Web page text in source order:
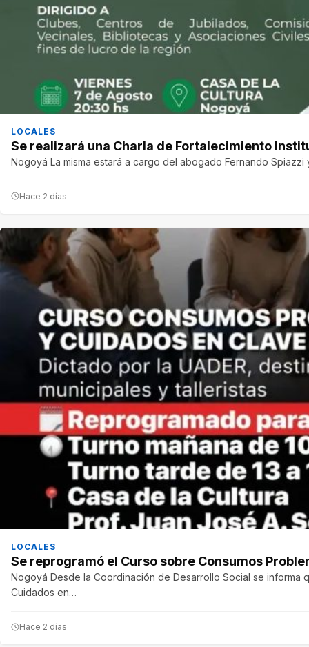
LOCALES
Se realizará una Charla de Fortalecimiento
Nogoyá La misma estará a cargo del abogado Fernando
Hace 2 días
LOCALES
Se reprogramó el Curso sobre Consumos
Nogoyá Desde la Coordinación de Desarrollo Social se informa
Cuidados en…
Hace 2 días